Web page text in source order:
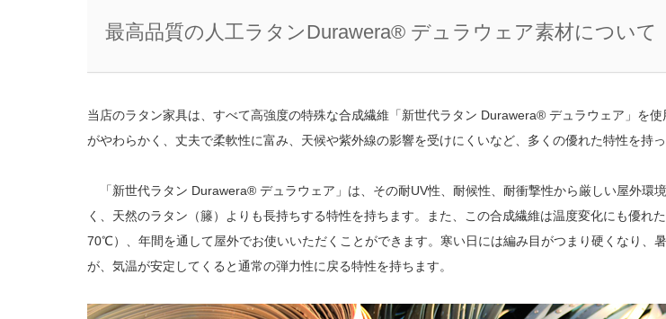
最高品質の人工ラタンDurawera® デュラウェア素材について
当店のラタン家具は、すべて高強度の特殊な合成繊維「新世代ラタン Durawera® デュラウェア」を
がやわらかく、丈夫で柔軟性に富み、天候や紫外線の影響を受けにくいなど、多くの優れた特性を持っ
「新世代ラタン Durawera® デュラウェア」は、その耐UV性、耐候性、耐衝撃性から厳しい屋外環
く、天然のラタン（籐）よりも長持ちする特性を持ちます。また、この合成繊維は温度変化にも優れ
70℃）、年間を通して屋外でお使いいただくことができます。寒い日には編み目がつまり硬くなり、
が、気温が安定してくると通常の弾力性に戻る特性を持ちます。